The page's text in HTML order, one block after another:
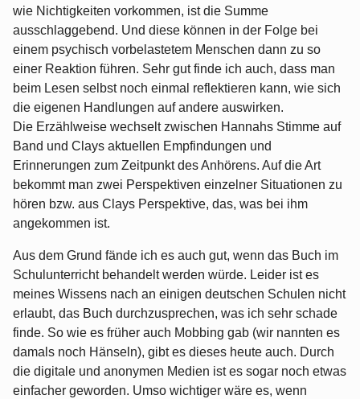
wie Nichtigkeiten vorkommen, ist die Summe
ausschlaggebend. Und diese können in der Folge bei
einem psychisch vorbelastetem Menschen dann zu so
einer Reaktion führen. Sehr gut finde ich auch, dass man
beim Lesen selbst noch einmal reflektieren kann, wie sich
die eigenen Handlungen auf andere auswirken.
Die Erzählweise wechselt zwischen Hannahs Stimme auf
Band und Clays aktuellen Empfindungen und
Erinnerungen zum Zeitpunkt des Anhörens. Auf die Art
bekommt man zwei Perspektiven einzelner Situationen zu
hören bzw. aus Clays Perspektive, das, was bei ihm
angekommen ist.
Aus dem Grund fände ich es auch gut, wenn das Buch im
Schulunterricht behandelt werden würde. Leider ist es
meines Wissens nach an einigen deutschen Schulen nicht
erlaubt, das Buch durchzusprechen, was ich sehr schade
finde. So wie es früher auch Mobbing gab (wir nannten es
damals noch Hänseln), gibt es dieses heute auch. Durch
die digitale und anonymen Medien ist es sogar noch etwas
einfacher geworden. Umso wichtiger wäre es, wenn